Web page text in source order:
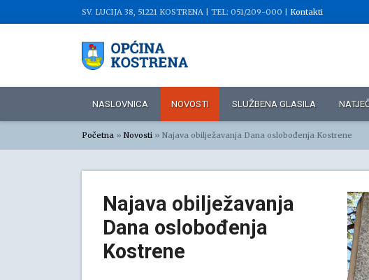
SV. LUCIJA 38, 51221 KOSTRENA | TEL: 051/209-000 | Kontakti
NASLOVNICA NOVOSTI SLUŽBENA GLASILA
Početna » Novosti » Najava obilježavanja Dana oslobođenja Kostrene
Najava obilježavanja
Dana oslobođenja
Kostrene